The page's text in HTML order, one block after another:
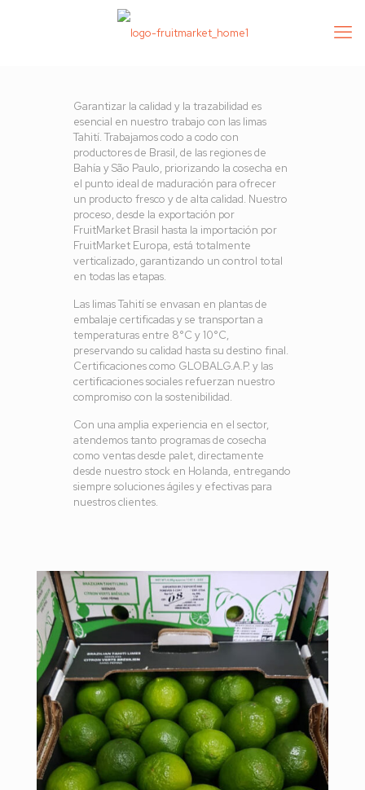
Garantizar la calidad y la trazabilidad es
esencial en nuestro trabajo con las limas
Tahití. Trabajamos codo a codo con
productores de Brasil, de las regiones de
Bahía y São Paulo, priorizando la cosecha en
el punto ideal de maduración para ofrecer
un producto fresco y de alta calidad. Nuestro
proceso, desde la exportación por
FruitMarket Brasil hasta la importación por
FruitMarket Europa, está totalmente
verticalizado, garantizando un control total
en todas las etapas.
Las limas Tahití se envasan en plantas de
embalaje certificadas y se transportan a
temperaturas entre 8°C y 10°C,
preservando su calidad hasta su destino final.
Certificaciones como GLOBALG.A.P. y las
certificaciones sociales refuerzan nuestro
compromiso con la sostenibilidad.
Con una amplia experiencia en el sector,
atendemos tanto programas de cosecha
como ventas desde palet, directamente
desde nuestro stock en Holanda, entregando
siempre soluciones ágiles y efectivas para
nuestros clientes.